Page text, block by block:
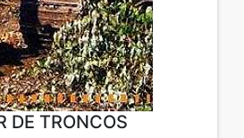
DE TRONCOS